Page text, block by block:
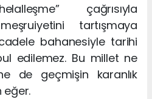
çağrısıyla
tartışmaya
bahanesiyle tarihi
edilemez. Bu millet ne
de geçmişin karanlık
eğer.